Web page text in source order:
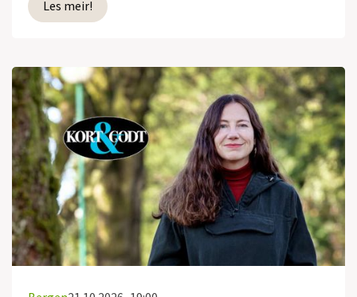
Les meir!